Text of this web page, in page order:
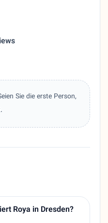
Sie die erste Person,
Roya in Dresden?